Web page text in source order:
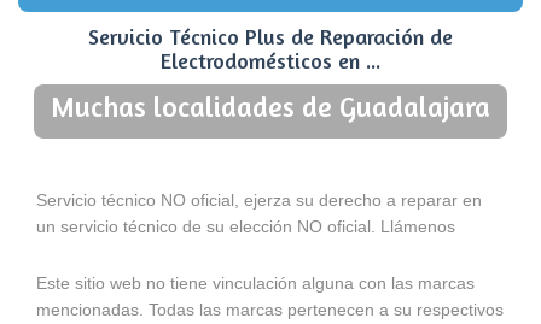
Servicio Técnico Plus de Reparación de
Electrodomésticos en ...
Muchas localidades de Guadalajara
Servicio técnico NO oficial, ejerza su derecho a reparar en
un servicio técnico de su elección NO oficial. Llámenos
Este sitio web no tiene vinculación alguna con las marcas
mencionadas. Todas las marcas pertenecen a su respectivos